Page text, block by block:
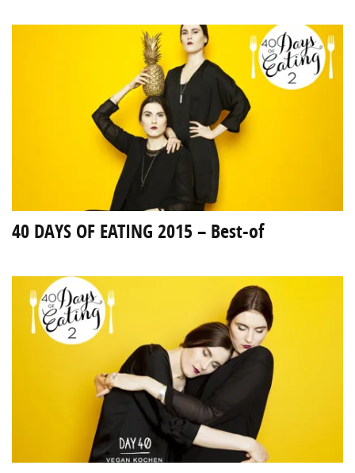
40 DAYS OF EATING 2015 – Best-of